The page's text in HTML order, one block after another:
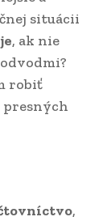
situácii
, ak nie
robiť
presných
,